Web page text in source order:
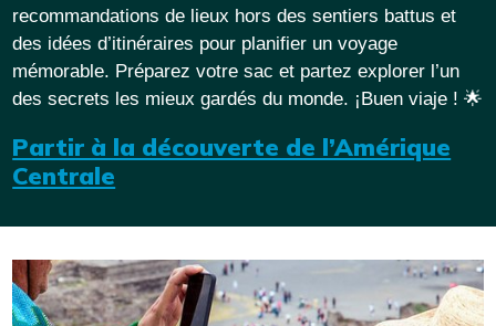
recommandations de lieux hors des sentiers battus et
des idées d’itinéraires pour planifier un voyage
mémorable. Préparez votre sac et partez explorer l’un
des secrets les mieux gardés du monde. ¡Buen viaje ! 🌟
Partir à la découverte de l’Amérique
Centrale